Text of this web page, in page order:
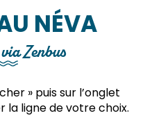
NÉVA
Zenbus
» puis sur l’onglet
la ligne de votre choix.